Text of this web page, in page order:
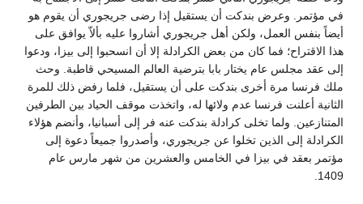
في مؤتمر. وعرض بندكت أن يستقيل إذا رضى جريجوري أن يقوم هو
أيضاً بنفس العمل، ولكن أهل جريجوري أشاروا عليه بألاّ يوافق على
هذا الاقتراح؛ فما كان من بعض الكرادلة إلا أن انسحبوا إلى بيزا، ودعوا
إلى عقد مجلس عام يختار بابا بترضية العالم المسيحي قاطبة. وحث
ملك فرنسا مرة أخرى بندكت على أن يستقيل، فلما رفض ذلك للمرة
الثانية أعلنت فرنسا عدم ولائها له، واتخذت موقف الحياد بين الطرفين
المتنازعين. ولما تخلى كرادلة بندكت عنه فر إلى أسبانيا، وأنضم هؤلاء
الكرادلة إلى الذين تخلوا عن جريجوري، وأصدروا جميعاً دعوة إلى
مؤتمر بعقد في بيزا في الخامس والعشرين من شهر مارس عام
1409.